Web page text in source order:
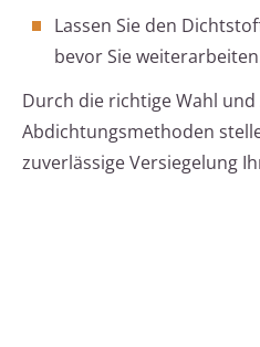
Lassen Sie den
bevor Sie
Durch die richtige Wahl
Abdichtungsmethoden
zuverlässige Versiegelung